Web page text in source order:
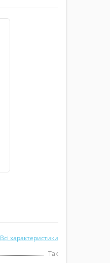
Всі характеристики
Так